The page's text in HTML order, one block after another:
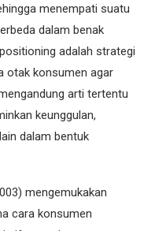
menempati suatu
dalam benak
adalah strategi
otak konsumen agar
arti tertentu
keunggulan,
dalam bentuk
mengemukakan
cara konsumen